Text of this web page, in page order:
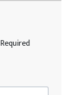
Required